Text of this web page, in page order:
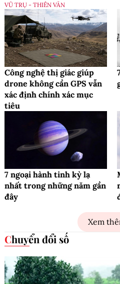
VŨ TRỤ - THIÊN VĂN
Công nghệ thị giác giúp
drone không cần GPS vẫn
xác định chính xác mục
tiêu
7 ngoại hành tinh kỳ lạ
nhất trong những năm gần
đây
Xem
Chuyển đổi số